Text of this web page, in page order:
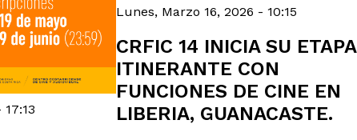
Lunes, Marzo 16, 2026 - 10:15
CRFIC 14 INICIA SU ETAPA
ITINERANTE CON
FUNCIONES DE CINE EN
LIBERIA, GUANACASTE.